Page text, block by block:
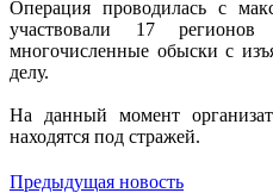
Операция проводилась с
участвовали 17
многочисленные обыски с
делу.
На данный момент
находятся под стражей.
Предыдущая новость